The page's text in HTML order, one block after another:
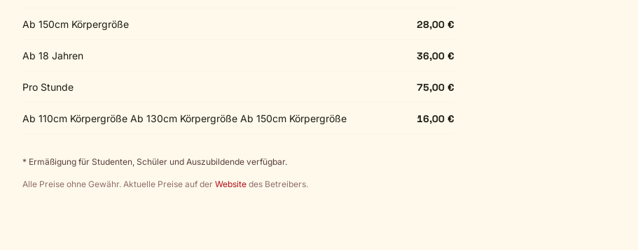
Ab 150cm Körpergröße 28,00 €
Ab 18 Jahren 36,00 €
Pro Stunde 75,00 €
Ab 110cm Körpergröße Ab 130cm Körpergröße Ab 150cm Körpergröße 16,00 €
* Ermäßigung für Studenten, Schüler und Auszubildende verfügbar.
Alle Preise ohne Gewähr. Aktuelle Preise auf der Website des Betreibers.